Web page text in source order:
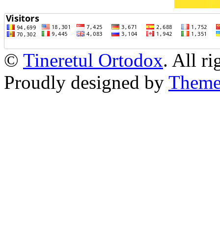
© Tineretul Ortodox. All
Proudly designed by